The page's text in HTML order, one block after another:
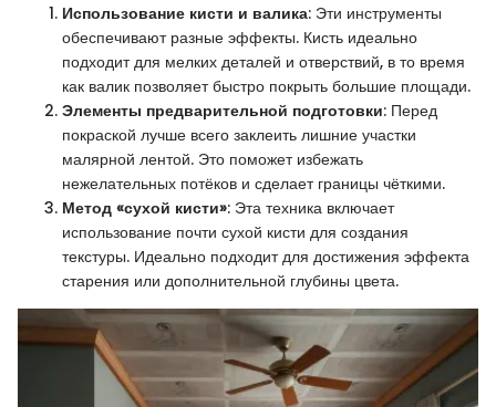
Использование кисти и валика: Эти инструменты
обеспечивают разные эффекты. Кисть идеально
подходит для мелких деталей и отверствий, в то время
как валик позволяет быстро покрыть большие площади.
Элементы предварительной подготовки: Перед
покраской лучше всего заклеить лишние участки
малярной лентой. Это поможет избежать
нежелательных потёков и сделает границы чёткими.
Метод «сухой кисти»: Эта техника включает
использование почти сухой кисти для создания
текстуры. Идеально подходит для достижения эффекта
старения или дополнительной глубины цвета.